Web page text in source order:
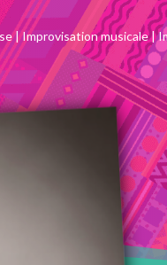
|Improvisation musicale|